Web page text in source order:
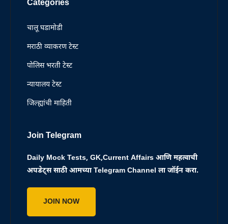
Categories
चालू घडामोडी
मराठी व्याकरण टेस्ट
पोलिस भरती टेस्ट
न्यायालय टेस्ट
जिल्ह्यांची माहिती
Join Telegram
Daily Mock Tests, GK,Current Affairs आणि महत्वाची
अपडेट्स साठी आमच्या Telegram Channel ला जॉईन करा.
JOIN NOW